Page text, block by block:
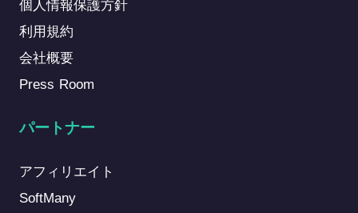
個人情報保護方針
利用規約
会社概要
Press Room
パートナー
アフィリエイト
SoftMany